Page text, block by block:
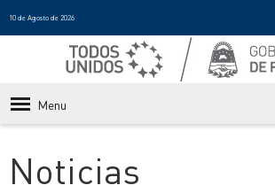
10 de Agosto de 2026
Menu
Noticias